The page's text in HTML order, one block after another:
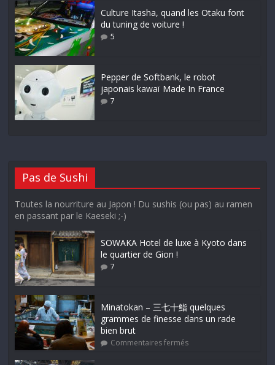
Culture Itasha, quand les Otaku font
du tuning de voiture !
5
Pepper de Softbank, le robot
japonais kawaï Made In France
7
Pas de Sushi
Toutes la nourriture au Japon ! Du sushis (ou pas) au ramen
en passant par le Kaeseki ;-)
SOWAKA Hotel de luxe à Kyoto dans
le quartier de Gion !
7
Minatokan – 三七十鮨 quelques
grammes de finesse dans un rade
bien brut
Commentaires fermés